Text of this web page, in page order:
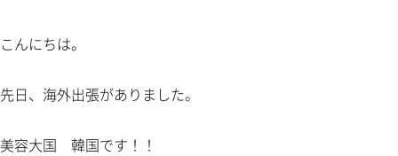
こんにちは。
先日、海外出張がありました。
美容大国 韓国です！！